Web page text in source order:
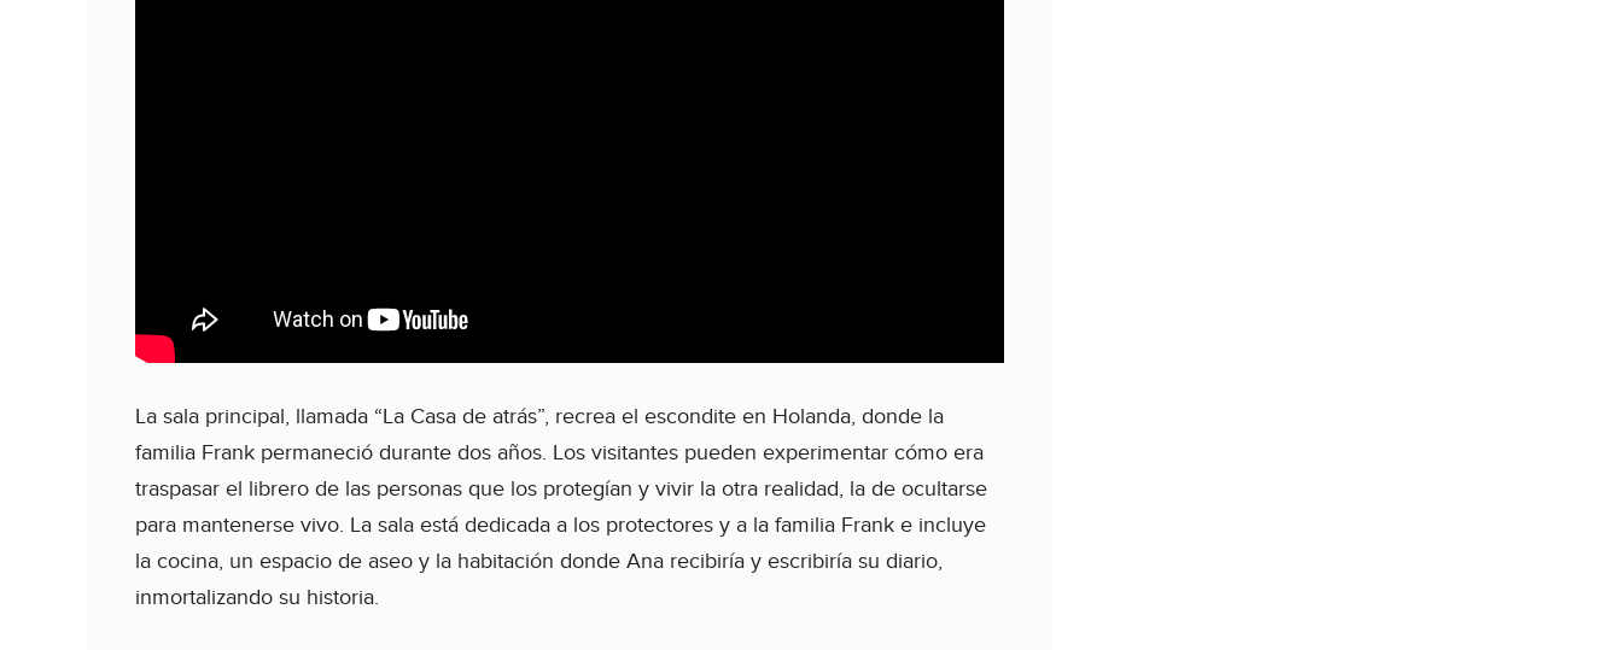
La sala principal, llamada “La Casa de atrás”, recrea el escondite en Holanda, donde la
familia Frank permaneció durante dos años. Los visitantes pueden experimentar cómo era
traspasar el librero de las personas que los protegían y vivir la otra realidad, la de ocultarse
para mantenerse vivo. La sala está dedicada a los protectores y a la familia Frank e incluye
la cocina, un espacio de aseo y la habitación donde Ana recibiría y escribiría su diario,
inmortalizando su historia.